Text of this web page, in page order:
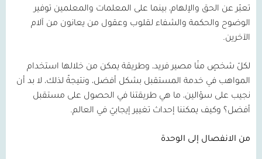
تعبّر عن الحق والإلهام، بينما على المعلمات والمعلمين توفير
الوضوح والحكمة والشفاء لقلوب وعقول من يعانون من آلام
الآخرين.
لكلّ شخصٍ منّا مصير فريد، وطريقة يمكن من خلالها استخدام
المواهب في خدمة المستقبل بشكل أفضل، ونتيجةً لذلك، لا بد أن
نجيب على سؤالين، ما هي طريقتنا في الحصول على مستقبل
أفضل؟ وكيف يمكننا إحداث تغيير إيجابيّ في العالم.
من الانفصال إلى الوحدة